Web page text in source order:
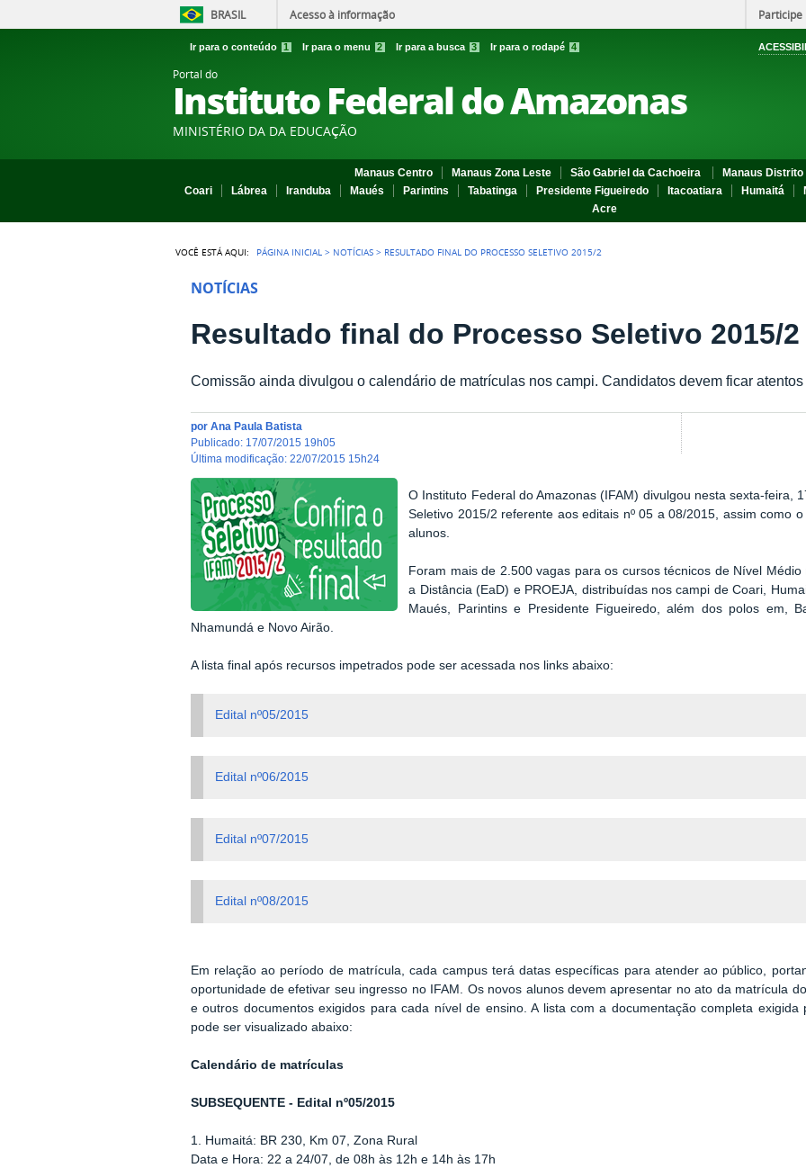
BRASIL Acesso à informação Participe
Ir para o conteúdo 1 Ir para o menu 2 Ir para a busca 3 Ir para o rodapé 4
Portal do
Instituto Federal do Amazonas
MINISTÉRIO DA DA EDUCAÇÃO
Manaus Centro Manaus Zona Leste São Gabriel da Cachoeira
Manaus Distrito
Coari
Lábrea Iranduba Maués Parintins Tabatinga Presidente Figueiredo Itacoatiara Humaitá
Acre
VOCÊ ESTÁ AQUI: PÁGINA INICIAL > NOTÍCIAS > RESULTADO FINAL DO PROCESSO SELETIVO 2015/2
NOTÍCIAS
Resultado final do Processo Seletivo 2015/2
Comissão ainda divulgou o calendário de matrículas nos campi. Candidatos devem ficar
por Ana Paula Batista
publicado: 17/07/2015 19h05
última modificação: 22/07/2015 15h24
O Instituto Federal do Amazonas (IFAM) divulgou nesta sexta-feira,
Seletivo 2015/2 referente aos editais nº 05 a 08/2015, assim como
alunos.
Foram mais de 2.500 vagas para os cursos técnicos de Nível
a Distância (EaD) e PROEJA, distribuídas nos campi de Coari,
Maués, Parintins e Presidente Figueiredo, além dos polos em,
Nhamundá e Novo Airão.
A lista final após recursos impetrados pode ser acessada nos links abaixo:
Edital nº05/2015
Edital nº06/2015
Edital nº07/2015
Edital nº08/2015
Em relação ao período de matrícula, cada campus terá datas específicas para atender ao público,
oportunidade de efetivar seu ingresso no IFAM. Os novos alunos devem apresentar no ato da matrícula
e outros documentos exigidos para cada nível de ensino. A lista com a documentação completa exigida
pode ser visualizado abaixo:
Calendário de matrículas
SUBSEQUENTE - Edital nº05/2015
1. Humaitá: BR 230, Km 07, Zona Rural
Data e Hora: 22 a 24/07, de 08h às 12h e 14h às 17h